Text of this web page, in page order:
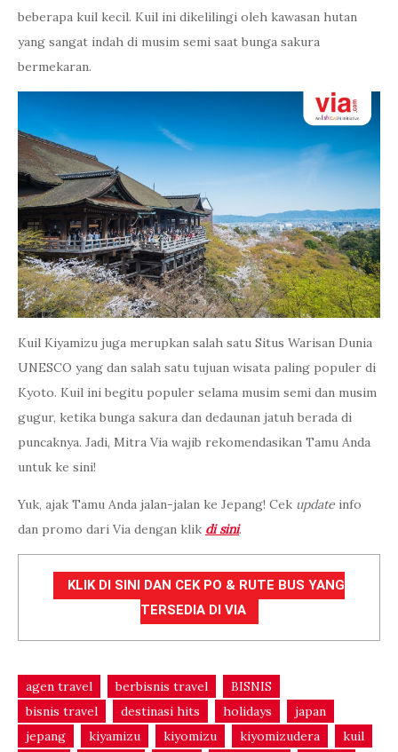
beberapa kuil kecil. Kuil ini dikelilingi oleh kawasan hutan
yang sangat indah di musim semi saat bunga sakura
bermekaran.
Kuil Kiyamizu juga merupkan salah satu Situs Warisan Dunia
UNESCO yang dan salah satu tujuan wisata paling populer di
Kyoto. Kuil ini begitu populer selama musim semi dan musim
gugur, ketika bunga sakura dan dedaunan jatuh berada di
puncaknya. Jadi, Mitra Via wajib rekomendasikan Tamu Anda
untuk ke sini!
Yuk, ajak Tamu Anda jalan-jalan ke Jepang! Cek update info
dan promo dari Via dengan klik di sini.
KLIK DI SINI DAN CEK PO & RUTE BUS YANG
TERSEDIA DI VIA
agen travel berbisnis travel
BISNIS
bisnis travel
destinasi hits holidays
japan
jepang
kiyamizu kiyomizu kiyomizudera
kuil